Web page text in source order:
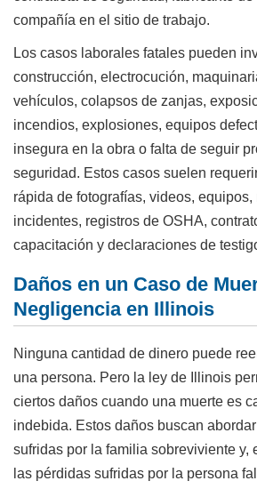
compañía en el sitio de trabajo.
Los casos laborales fatales pueden
construcción, electrocución,
vehículos, colapsos de zanjas,
incendios, explosiones, equipos
insegura en la obra o falta de seguir
seguridad. Estos casos suelen
rápida de fotografías, videos, equipos,
incidentes, registros de OSHA,
capacitación y declaraciones de
Daños en un Caso de
Negligencia en Illinois
Ninguna cantidad de dinero puede
una persona. Pero la ley de Illinois
ciertos daños cuando una muerte es
indebida. Estos daños buscan
sufridas por la familia sobreviviente y,
las pérdidas sufridas por la persona